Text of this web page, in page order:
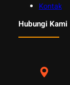
Kontak
Hubungi Kami